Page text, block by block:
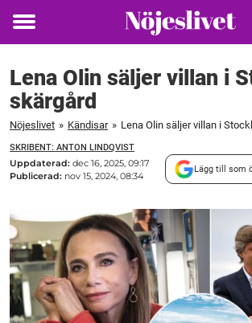
Toggle
Lena Olin säljer villan i
skärgård
Nöjeslivet » Kändisar » Lena Olin säljer villan i
SKRIBENT: ANTON LINDQVIST
Uppdaterad: dec 16, 2025, 09:17
Publicerad: nov 15, 2024, 08:34
Lägg till som